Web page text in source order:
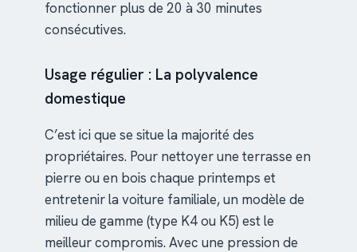
fonctionner plus de 20 à 30 minutes
consécutives.
Usage régulier : La polyvalence
domestique
C’est ici que se situe la majorité des
propriétaires. Pour nettoyer une terrasse en
pierre ou en bois chaque printemps et
entretenir la voiture familiale, un modèle de
milieu de gamme (type K4 ou K5) est le
meilleur compromis. Avec une pression de